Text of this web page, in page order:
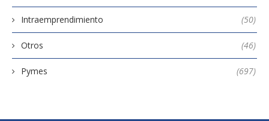
Intraemprendimiento (50)
Otros (46)
Pymes (697)